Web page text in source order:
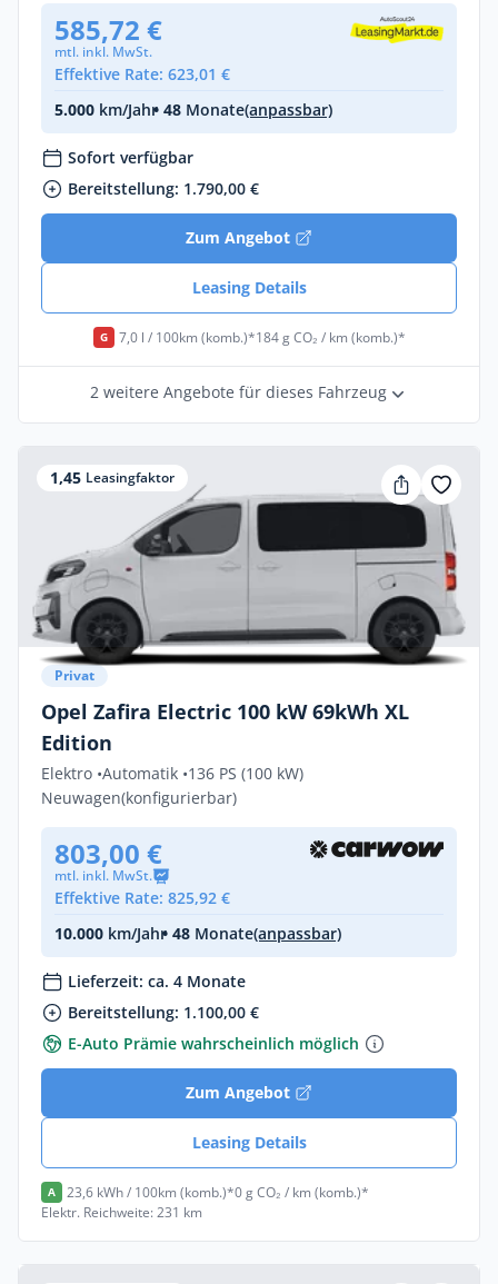
585,72 €
mtl. inkl. MwSt.
Effektive Rate: 623,01 €
5.000 km/Jahr• 48 Monate(anpassbar)
Sofort verfügbar
Bereitstellung: 1.790,00 €
Zum Angebot
Leasing Details
G 7,0 l / 100km (komb.)*184 g CO₂ / km (komb.)*
2 weitere Angebote für dieses Fahrzeug
1,45 Leasingfaktor
Privat
Opel Zafira Electric 100 kW 69kWh XL
Edition
Elektro •Automatik •136 PS (100 kW)
Neuwagen(konfigurierbar)
803,00 €
mtl. inkl. MwSt.
Effektive Rate: 825,92 €
10.000 km/Jahr• 48 Monate(anpassbar)
Lieferzeit: ca. 4 Monate
Bereitstellung: 1.100,00 €
E-Auto Prämie wahrscheinlich möglich
Zum Angebot
Leasing Details
A 23,6 kWh / 100km (komb.)*0 g CO₂ / km (komb.)*
Elektr. Reichweite: 231 km